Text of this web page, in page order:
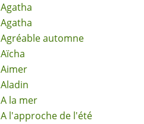
Agatha
Agatha
Agréable automne
Aïcha
Aimer
Aladin
A la mer
A l'approche de l'été